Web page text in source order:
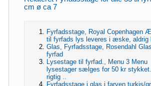
cm ø ca 7
Fyrfadsstage, Royal Copenhagen
til fyrfads lys leveres i æske, aldrig
Glas, Fyrfadsstage, Rosendahl
fyrfad
Lysestage til fyrfad., Menu 3 Menu
lysestager sælges for 50 kr
rigtig ..
Fyrfadsstage i glas i farven turkis/